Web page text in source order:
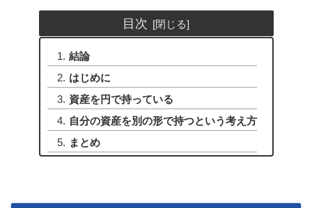
目次
結論
はじめに
資産を円で持っている
自分の資産を別の形で持つという考え方
まとめ